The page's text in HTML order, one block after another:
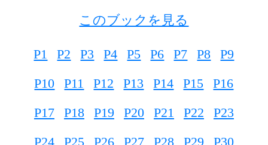
このブックを見る
P1 P2 P3 P4 P5 P6 P7 P8
P9
P10
P11 P12 P13 P14 P15
P16
P17
P18 P19 P20 P21 P22
P23
P24
P25 P26 P27 P28 P29
P30